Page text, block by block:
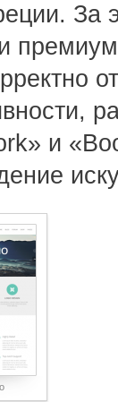
За
и